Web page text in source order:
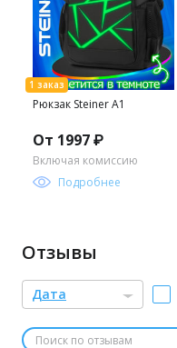
Рюкзак Steiner A1
От 1997 ₽
Включая комиссию
Подробнее
Отзывы
Дата